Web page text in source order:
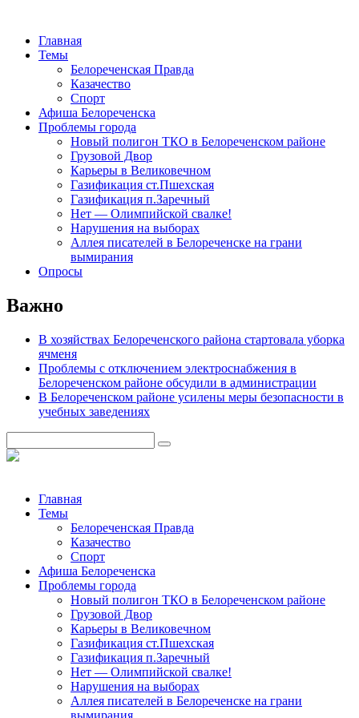
Главная
Темы
Белореченская Правда
Казачество
Спорт
Афиша Белореченска
Проблемы города
Новый полигон ТКО в Белореченском районе
Грузовой Двор
Карьеры в Великовечном
Газификация ст.Пшехская
Газификация п.Заречный
Нет — Олимпийской свалке!
Нарушения на выборах
Аллея писателей в Белореченске на грани
вымирания
Опросы
Важно
В хозяйствах Белореченского района стартовала уборка
ячменя
Проблемы с отключением электроснабжения в
Белореченском районе обсудили в администрации
В Белореченском районе усилены меры безопасности в
учебных заведениях
Главная
Темы
Белореченская Правда
Казачество
Спорт
Афиша Белореченска
Проблемы города
Новый полигон ТКО в Белореченском районе
Грузовой Двор
Карьеры в Великовечном
Газификация ст.Пшехская
Газификация п.Заречный
Нет — Олимпийской свалке!
Нарушения на выборах
Аллея писателей в Белореченске на грани
вымирания